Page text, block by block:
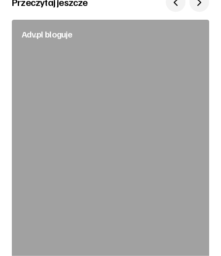
Adv.pl bloguje